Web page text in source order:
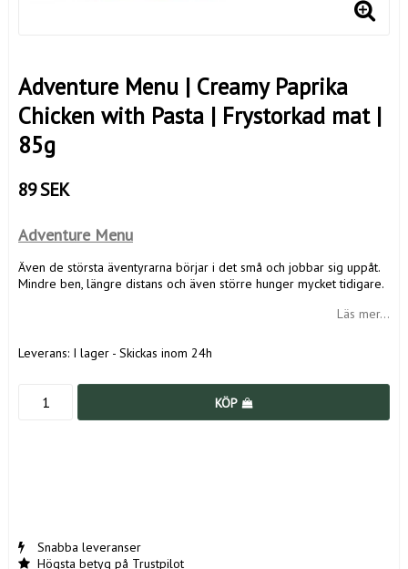
Adventure Menu | Creamy Paprika
Chicken with Pasta | Frystorkad mat |
85g
89 SEK
Adventure Menu
Även de största äventyrarna börjar i det små och jobbar sig uppåt.
Mindre ben, längre distans och även större hunger mycket tidigare.
Läs mer...
Leverans: I lager - Skickas inom 24h
KÖP
Snabba leveranser
Högsta betyg på Trustpilot